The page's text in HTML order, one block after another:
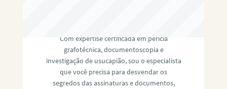
Com expertise certificada em perícia
grafotécnica, documentoscopia e
investigação de usucapião, sou o especialista
que você precisa para desvendar os
segredos das assinaturas e documentos,